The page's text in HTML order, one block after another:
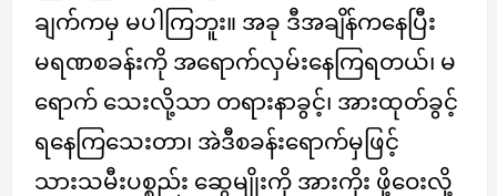
ချက်ကမှ မပါကြဘူး။ အခု ဒီအချိန်ကနေပြီး
မရဏစခန်းကို အရောက်လှမ်းနေကြရတယ်၊ မ
ရောက် သေးလို့သာ တရားနာခွင့်၊ အားထုတ်ခွင့်
ရနေကြသေးတာ၊ အဲဒီစခန်းရောက်မှဖြင့်
သားသမီးပစ္စည်း ဆွေမျိုးကို အားကိုး ဖို့ဝေးလို့